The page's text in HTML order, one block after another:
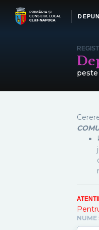
NUME